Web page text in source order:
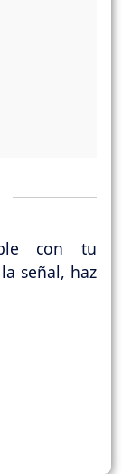
con tu
señal, haz